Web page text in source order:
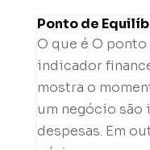
Ponto de
O que é O
indicador
mostra o
um negócio são
despesas. Em